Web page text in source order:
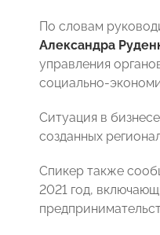
По словам
Александра
управления
социально-
Ситуация в
созданных
Спикер также
2021 год,